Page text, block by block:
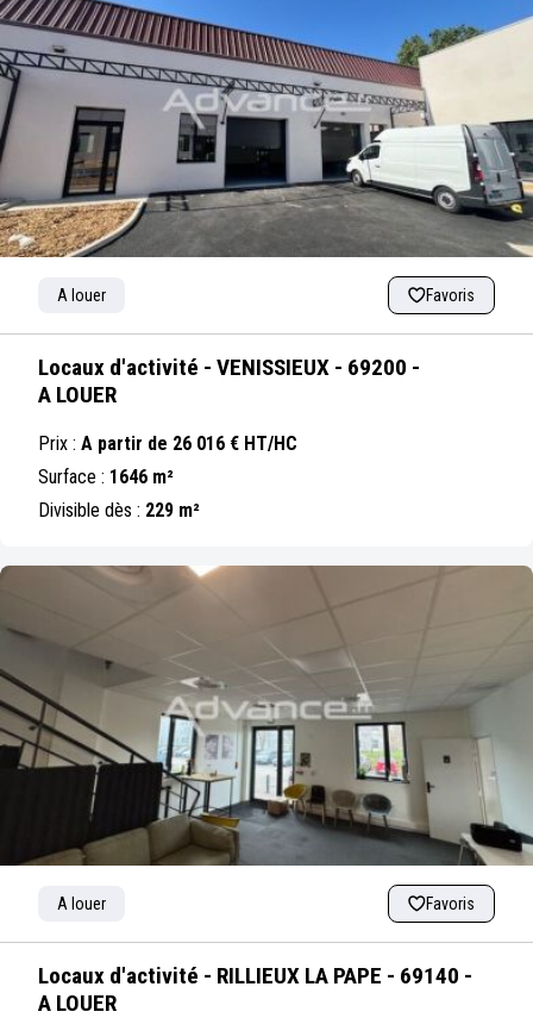
A louer Favoris
Locaux d'activité - VENISSIEUX - 69200 -
A LOUER
Prix : A partir de 26 016 € HT/HC
Surface : 1646 m²
Divisible dès : 229 m²
A louer Favoris
Locaux d'activité - RILLIEUX LA PAPE - 69140 -
A LOUER